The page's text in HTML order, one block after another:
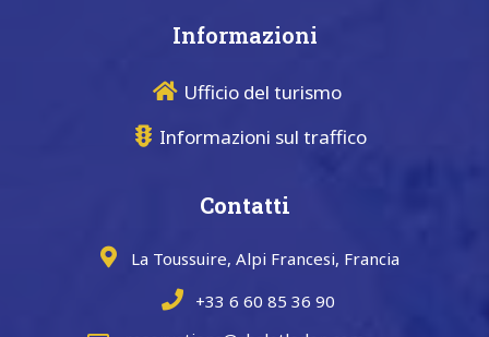
Informazioni
Ufficio del turismo
Informazioni sul traffico
Contatti
La Toussuire, Alpi Francesi, Francia
+33 6 60 85 36 90